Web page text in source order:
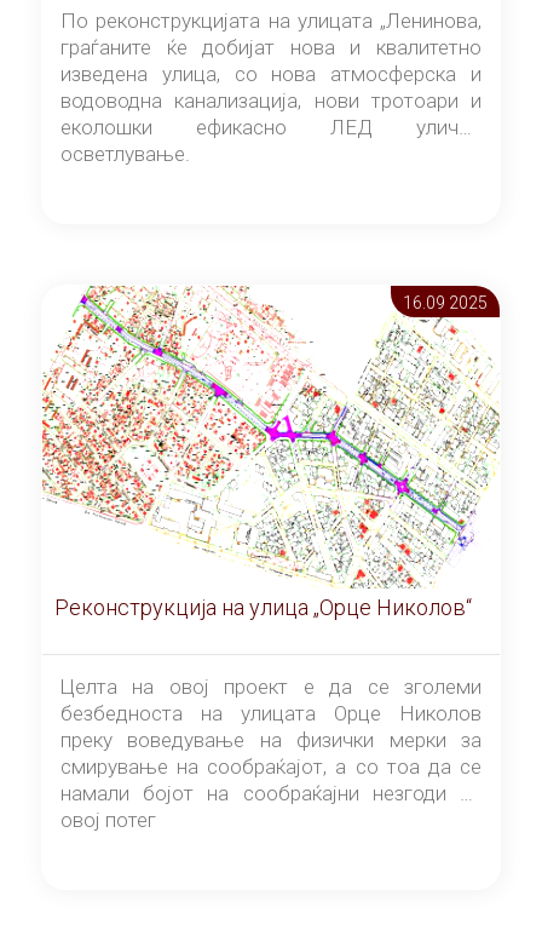
По реконструкцијата на улицата „Ленинова,
граѓаните ќе добијат нова и квалитетно
изведена улица, со нова атмосферска и
водоводна канализација, нови тротоари и
еколошки ефикасно ЛЕД улично
осветлување.
16.09 2025
Реконструкција на улица „Орце Николов“
Целта на овој проект е да се зголеми
безбедноста на улицата Орце Николов
преку воведување на физички мерки за
смирување на сообраќајот, а со тоа да се
намали бојот на сообраќајни незгоди на
овој потег